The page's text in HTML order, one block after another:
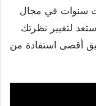
سنوات في مجال
لتغيير نظرتك
أقصى استفادة من